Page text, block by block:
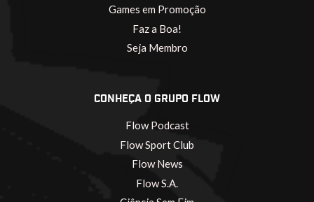
Games em Promoção
Faz a Boa!
Seja Membro
CONHEÇA O GRUPO FLOW
Flow Podcast
Flow Sport Club
Flow News
Flow S.A.